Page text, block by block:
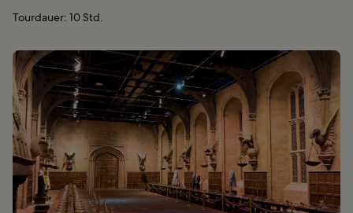
Tourdauer: 10 Std.